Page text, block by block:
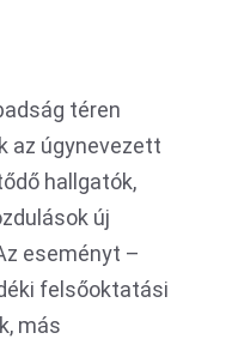
téren
az úgynevezett
hallgatók,
új
eseményt –
felsőoktatási
más